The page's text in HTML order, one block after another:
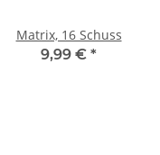
Matrix, 16 Schuss
9,99 € *